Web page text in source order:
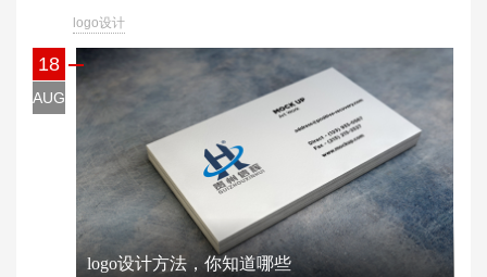
logo设计
18
AUG
logo设计方法，你知道哪些